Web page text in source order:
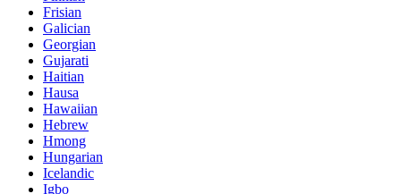
Frisian
Galician
Georgian
Gujarati
Haitian
Hausa
Hawaiian
Hebrew
Hmong
Hungarian
Icelandic
Igbo